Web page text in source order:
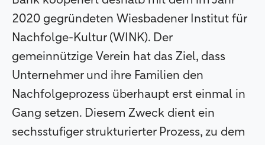
2020 gegründeten Wiesbadener Institut für
Nachfolge-Kultur (WINK). Der
gemeinnützige Verein hat das Ziel, dass
Unternehmer und ihre Familien den
Nachfolgeprozess überhaupt erst einmal in
Gang setzen. Diesem Zweck dient ein
sechsstufiger strukturierter Prozess, zu dem